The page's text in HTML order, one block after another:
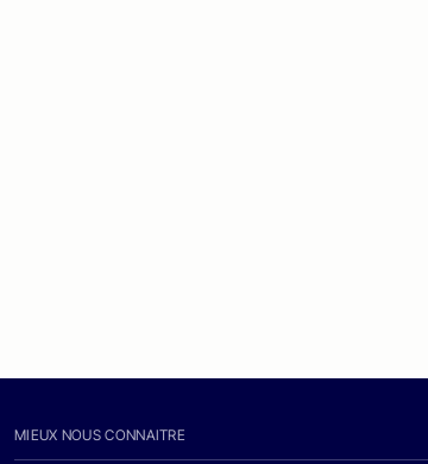
MIEUX NOUS CONNAITRE